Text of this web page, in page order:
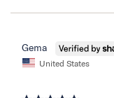
Gema
United States